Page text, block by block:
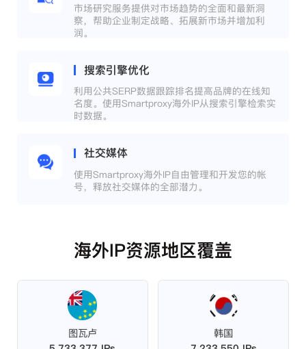
市场研究服务提供对市场趋势的全面和最新洞
察，帮助企业制定战略、拓展新市场并增加利
润。
搜索引擎优化
利用公共SERP数据跟踪排名提高品牌的在线知
名度。使用Smartproxy海外IP从搜索引擎检索实
时数据。
社交媒体
使用Smartproxy海外IP自由管理和开发您的帐
号，释放社交媒体的全部潜力。
海外IP资源地区覆盖
图瓦卢
韩国